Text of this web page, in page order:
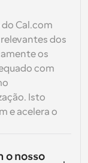
Cal.com
dos
os
com
Isto
e acelera o
o nosso